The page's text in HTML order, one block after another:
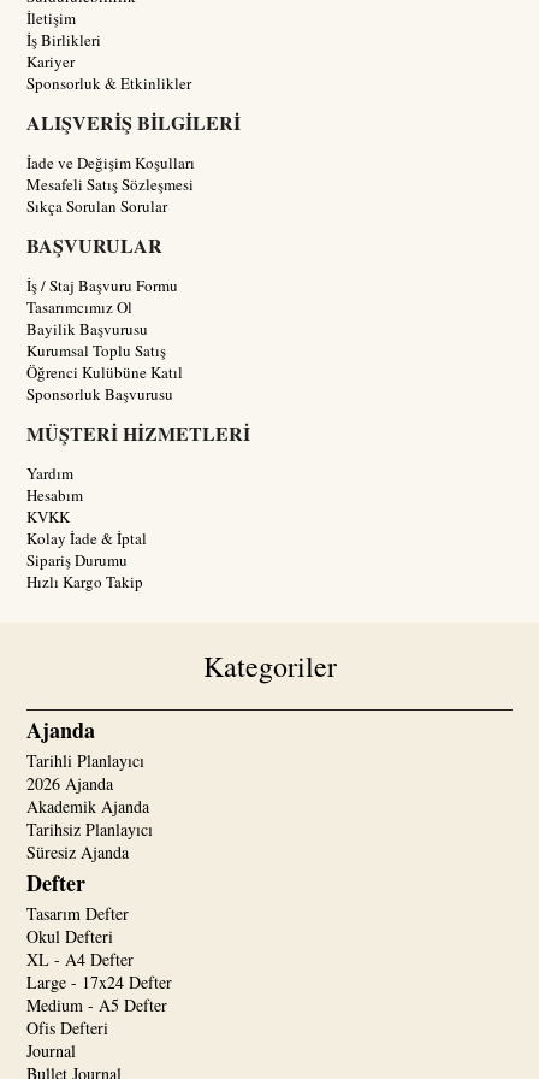
İletişim
İş Birlikleri
Kariyer
Sponsorluk & Etkinlikler
ALIŞVERİŞ BİLGİLERİ
İade ve Değişim Koşulları
Mesafeli Satış Sözleşmesi
Sıkça Sorulan Sorular
BAŞVURULAR
İş / Staj Başvuru Formu
Tasarımcımız Ol
Bayilik Başvurusu
Kurumsal Toplu Satış
Öğrenci Kulübüne Katıl
Sponsorluk Başvurusu
MÜŞTERİ HİZMETLERİ
Yardım
Hesabım
KVKK
Kolay İade & İptal
Sipariş Durumu
Hızlı Kargo Takip
Kategoriler
Ajanda
Tarihli Planlayıcı
2026 Ajanda
Akademik Ajanda
Tarihsiz Planlayıcı
Süresiz Ajanda
Defter
Tasarım Defter
Okul Defteri
XL - A4 Defter
Large - 17x24 Defter
Medium - A5 Defter
Ofis Defteri
Journal
Bullet Journal